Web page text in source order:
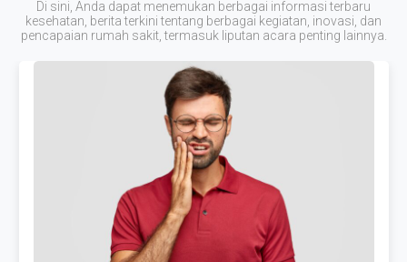
Di sini, Anda dapat menemukan berbagai informasi terbaru
kesehatan, berita terkini tentang berbagai kegiatan, inovasi, dan
pencapaian rumah sakit, termasuk liputan acara penting lainnya.